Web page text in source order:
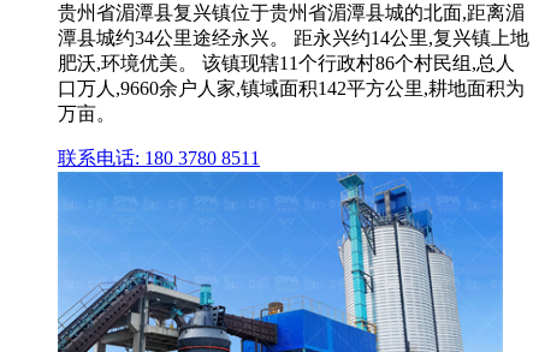
贵州省湄潭县复兴镇位于贵州省湄潭县城的北面,距离湄
潭县城约34公里途经永兴。 距永兴约14公里,复兴镇上地
肥沃,环境优美。 该镇现辖11个行政村86个村民组,总人
口万人,9660余户人家,镇域面积142平方公里,耕地面积为
万亩。
联系电话: 180 3780 8511